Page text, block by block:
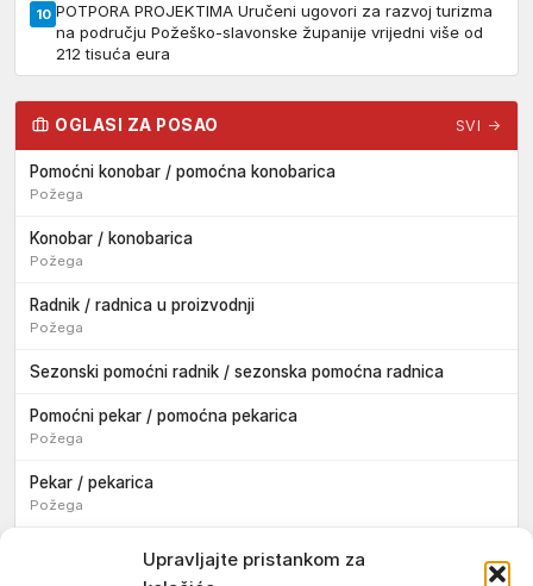
Upravljajte pristankom za
10 POTPORA PROJEKTIMA Uručeni ugovori za razvoj turizma
na području Požeško-slavonske županije vrijedni više od
212 tisuća eura
OGLASI ZA POSAO SVI →
Pomoćni konobar / pomoćna konobarica
Požega
Konobar / konobarica
Požega
Radnik / radnica u proizvodnji
Požega
Sezonski pomoćni radnik / sezonska pomoćna radnica
Pomoćni pekar / pomoćna pekarica
Požega
Pekar / pekarica
Požega
Konobar / konobarica